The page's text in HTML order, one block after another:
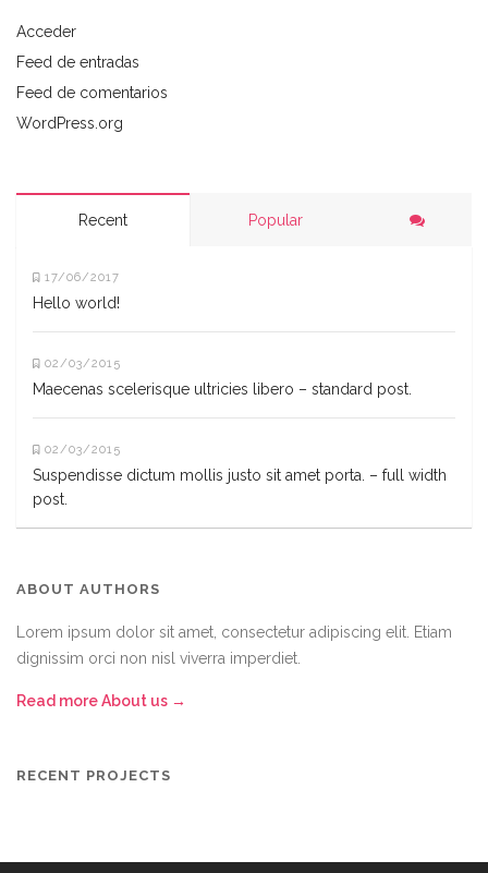
Acceder
Feed de entradas
Feed de comentarios
WordPress.org
Recent Popular
17/06/2017
Hello world!
02/03/2015
Maecenas scelerisque ultricies libero – standard post.
02/03/2015
Suspendisse dictum mollis justo sit amet porta. – full width
post.
ABOUT AUTHORS
Lorem ipsum dolor sit amet, consectetur adipiscing elit. Etiam
dignissim orci non nisl viverra imperdiet.
Read more About us →
RECENT PROJECTS